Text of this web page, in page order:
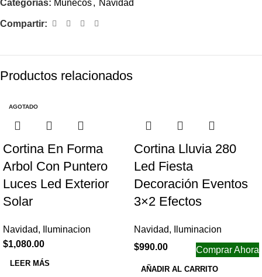
Categorías: Muñecos, Navidad
Compartir:
Productos relacionados
AGOTADO
Cortina En Forma
Arbol Con Puntero
Luces Led Exterior
Solar
Navidad,
Iluminacion
$1,080.00
LEER MÁS
Cortina Lluvia 280
Led Fiesta
Decoración Eventos
3×2 Efectos
Navidad,
Iluminacion
$990.00 Comprar Ahora
AÑADIR AL CARRITO